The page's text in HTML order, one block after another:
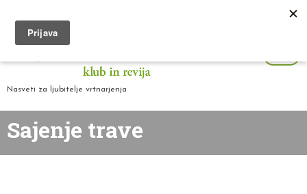
Nasveti za ljubitelje vrtnarjenja
Sajenje trave